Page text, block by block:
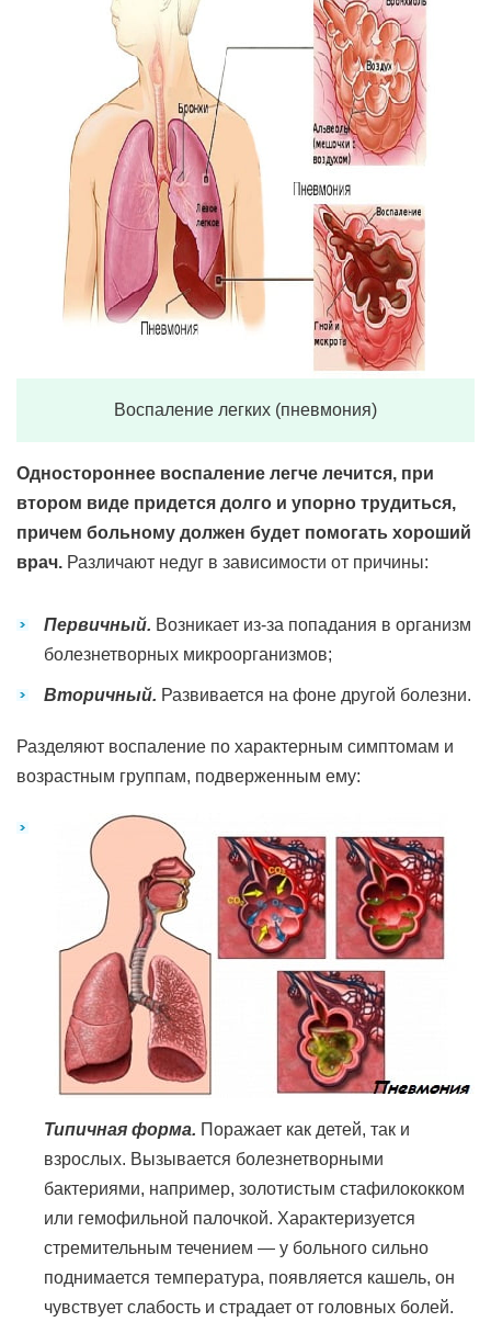
Воспаление легких (пневмония)
Одностороннее воспаление легче лечится, при
втором виде придется долго и упорно трудиться,
причем больному должен будет помогать хороший
врач. Различают недуг в зависимости от причины:
Первичный. Возникает из-за попадания в организм
болезнетворных микроорганизмов;
Вторичный. Развивается на фоне другой болезни.
Разделяют воспаление по характерным симптомам и
возрастным группам, подверженным ему:
Типичная форма. Поражает как детей, так и
взрослых. Вызывается болезнетворными
бактериями, например, золотистым стафилококком
или гемофильной палочкой. Характеризуется
стремительным течением — у больного сильно
поднимается температура, появляется кашель, он
чувствует слабость и страдает от головных болей.